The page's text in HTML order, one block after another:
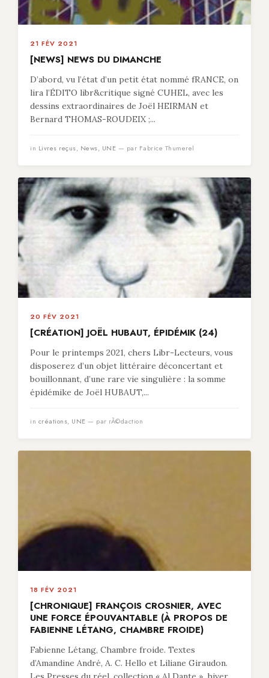
21 FÉV 2021
[NEWS] NEWS DU DIMANCHE
D’abord, vu l’état d’un petit état nommé fRANCE, on
lira l’ÉDITO libr&critique signé CUHEL, avec les
dessins extraordinaires de Joël HEIRMAN et
Bernard THOMAS-ROUDEIX ;...
in Livres reçus, News, UNE — par Fabrice Thumerel
20 FÉV 2021
[CRÉATION] JOËL HUBAUT, ÉPIDÉMIK (24)
Pour le printemps 2021, chers Libr-Lecteurs, vous
disposerez d’un objet littéraire déconcertant et
bouillonnant, d’une rare vie singulière : la somme
épidémike de Joël HUBAUT,...
in créations, UNE — par rÃ©daction
18 FÉV 2021
[CHRONIQUE] FRANÇOIS CROSNIER, AVEC
UNE FORCE ÉPOUVANTABLE (À PROPOS DE
FABIENNE LÉTANG, CHAMBRE FROIDE)
Fabienne Létang, Chambre froide. Textes
d’Amandine André, A. C. Hello et Liliane Giraudon.